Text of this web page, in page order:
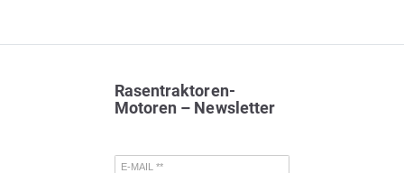
Rasentraktoren-
Motoren – Newsletter
E-MAIL **